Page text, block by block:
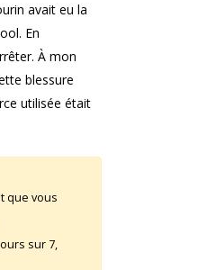
avait eu la
En
À mon
blessure
utilisée était
que vous
sur 7,